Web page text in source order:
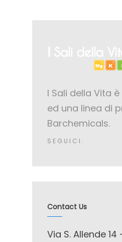
I Sali della Vita
ed una linea di
Barchemicals.
SEGUICI:
Contact Us
Via S. Allende 14